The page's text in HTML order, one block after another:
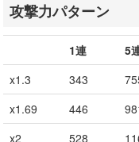
攻撃力パターン
1連 5
x1.3
343
x1.69
446
x2
528